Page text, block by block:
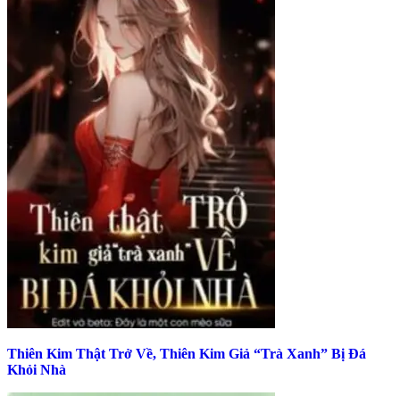
Thiên Kim Thật Trở Về, Thiên Kim Giả “Trà Xanh” Bị Đá
Khỏi Nhà